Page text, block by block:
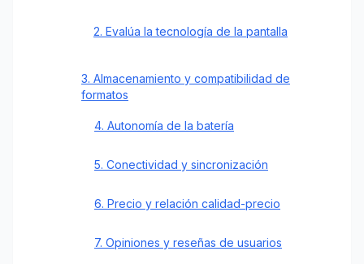
2. Evalúa la tecnología de la pantalla
3. Almacenamiento y compatibilidad de
formatos
4. Autonomía de la batería
5. Conectividad y sincronización
6. Precio y relación calidad-precio
7. Opiniones y reseñas de usuarios